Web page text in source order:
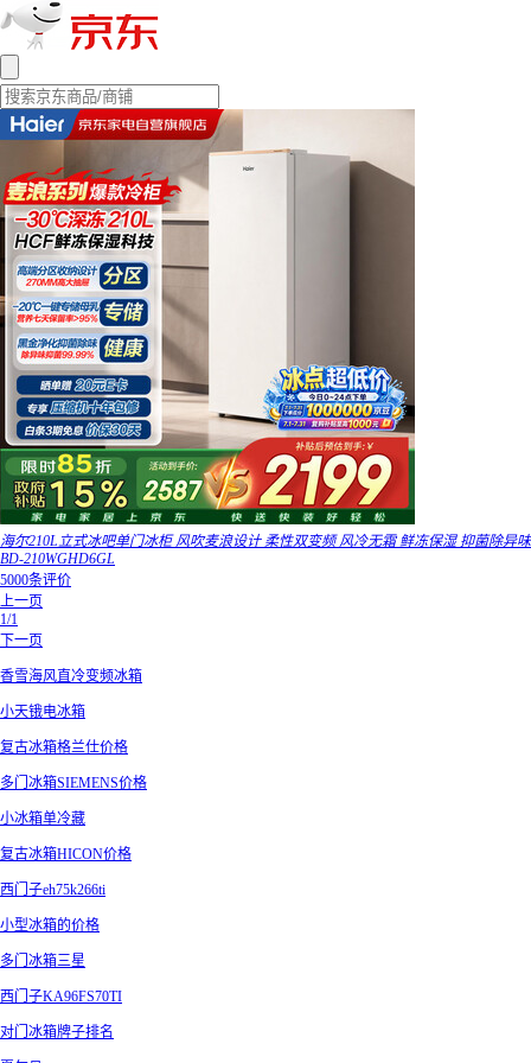
海尔210L立式冰吧单门冰柜 风吹麦浪设计 柔性双变频 风冷无霜 鲜冻保湿 抑菌除异味
BD-210WGHD6GL
5000条评价
上一页
1/1
下一页
香雪海风直冷变频冰箱
小天锇电冰箱
复古冰箱格兰仕价格
多门冰箱SIEMENS价格
小冰箱单冷藏
复古冰箱HICON价格
西门子eh75k266ti
小型冰箱的价格
多门冰箱三星
西门子KA96FS70TI
对门冰箱牌子排名